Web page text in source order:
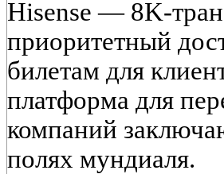
Hisense — 8K-
приоритетный
билетам для
платформа для
компаний
полях мундиаля.